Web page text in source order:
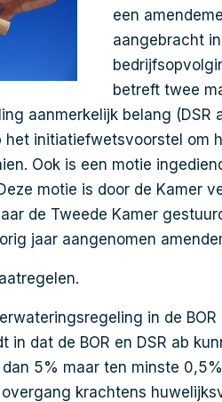
een
aangebracht
betreft twee
aanmerkelijk belang (DSR
het initiatiefwetsvoorstel om
Ook is een motie
motie is door de Kamer
de Tweede Kamer
jaar aangenomen
in de BOR
dat de BOR en DSR ab
5% maar ten minste
krachtens